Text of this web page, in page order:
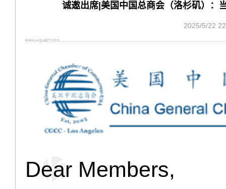
诚邀出席|美国中国总商会（洛杉矶）：
2025/5/22
Dear Members,